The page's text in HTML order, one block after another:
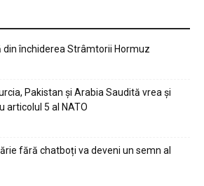
închiderea Strâmtorii Hormuz
Pakistan și Arabia Saudită vrea și
articolul 5 al NATO
fără chatboți va deveni un semn al